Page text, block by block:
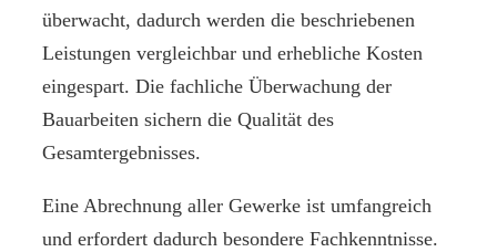
überwacht, dadurch werden die beschriebenen
Leistungen vergleichbar und erhebliche Kosten
eingespart. Die fachliche Überwachung der
Bauarbeiten sichern die Qualität des
Gesamtergebnisses.
Eine Abrechnung aller Gewerke ist umfangreich
und erfordert dadurch besondere Fachkenntnisse.